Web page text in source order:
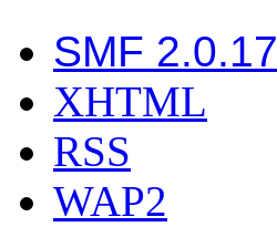
SMF 2.0.17
XHTML
RSS
WAP2